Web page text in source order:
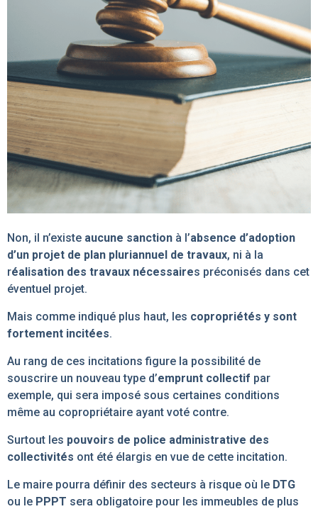
Non, il n’existe aucune sanction à l’absence d’adoption
d’un projet de plan pluriannuel de travaux, ni à la
réalisation des travaux nécessaires préconisés dans cet
éventuel projet.
Mais comme indiqué plus haut, les copropriétés y sont
fortement incitées.
Au rang de ces incitations figure la possibilité de
souscrire un nouveau type d’emprunt collectif par
exemple, qui sera imposé sous certaines conditions
même au copropriétaire ayant voté contre.
Surtout les pouvoirs de police administrative des
collectivités ont été élargis en vue de cette incitation.
Le maire pourra définir des secteurs à risque où le DTG
ou le PPPT sera obligatoire pour les immeubles de plus